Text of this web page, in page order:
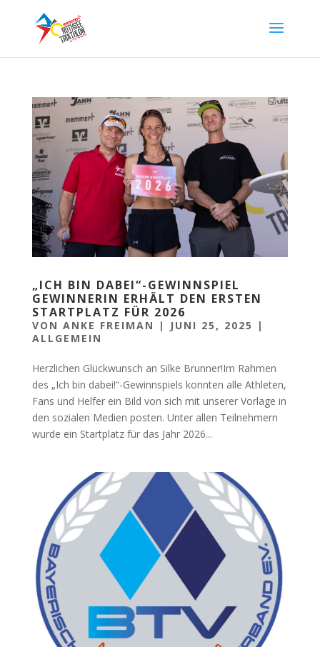
„ICH BIN DABEI“-GEWINNSPIEL
GEWINNERIN ERHÄLT DEN ERSTEN
STARTPLATZ FÜR 2026
VON ANKE FREIMAN | JUNI 25, 2025
|
ALLGEMEIN
Herzlichen Glückwunsch an Silke Brunner!Im Rahmen
des „Ich bin dabei!“-Gewinnspiels konnten alle Athleten,
Fans und Helfer ein Bild von sich mit unserer Vorlage in
den sozialen Medien posten. Unter allen Teilnehmern
wurde ein Startplatz für das Jahr 2026...